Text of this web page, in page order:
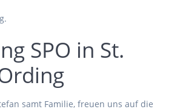
SPO in St.
samt Familie, freuen uns auf die